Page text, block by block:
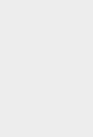
de vídeos para